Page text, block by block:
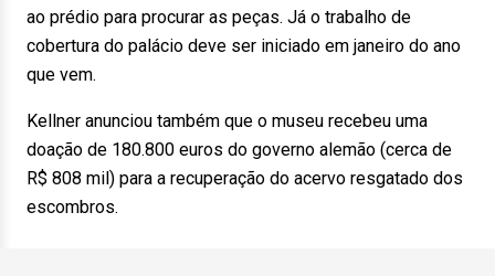
ao prédio para procurar as peças. Já o trabalho de
cobertura do palácio deve ser iniciado em janeiro do ano
que vem.
Kellner anunciou também que o museu recebeu uma
doação de 180.800 euros do governo alemão (cerca de
R$ 808 mil) para a recuperação do acervo resgatado dos
escombros.